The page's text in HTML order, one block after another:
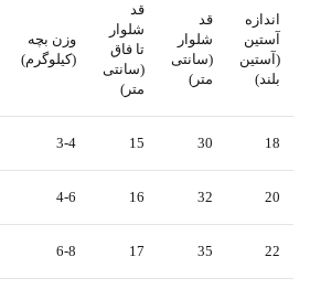
اندازه
آستین
(آستین
بلند)
قد
شلوار
(سانتی
متر)
قد
شلوار
تا فاق
(سانتی
متر)
وزن بچه
(کیلوگرم)
18
30
15
3-4
20
32
16
4-6
22
35
17
6-8